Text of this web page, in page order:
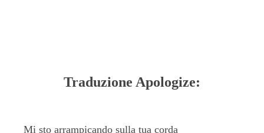
Traduzione Apologize:
Mi sto arrampicando sulla tua corda